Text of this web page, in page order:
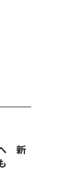
へ 新